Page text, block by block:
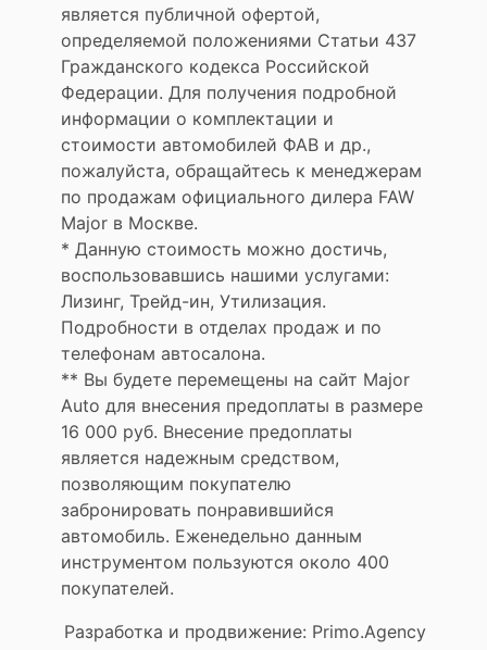
является публичной офертой,
определяемой положениями Статьи 437
Гражданского кодекса Российской
Федерации. Для получения подробной
информации о комплектации и
стоимости автомобилей ФАВ и др.,
пожалуйста, обращайтесь к менеджерам
по продажам официального дилера FAW
Major в Москве.
* Данную стоимость можно достичь,
воспользовавшись нашими услугами:
Лизинг, Трейд-ин, Утилизация.
Подробности в отделах продаж и по
телефонам автосалона.
** Вы будете перемещены на сайт Major
Auto для внесения предоплаты в размере
16 000 руб. Внесение предоплаты
является надежным средством,
позволяющим покупателю
забронировать понравившийся
автомобиль. Еженедельно данным
инструментом пользуются около 400
покупателей.
Разработка и продвижение: Primo.Agency